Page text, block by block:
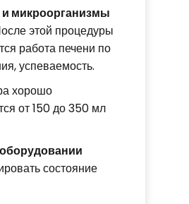
микроорганизмы
этой процедуры
работа печени по
успеваемость.
хорошо
от 150 до 350 мл
состояние